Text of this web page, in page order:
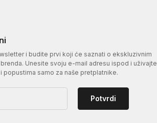
i budite prvi koji će saznati o ekskluzivnim
Unesite svoju e-mail adresu ispod i uživajte
popustima samo za naše pretplatnike.
Potvrdi